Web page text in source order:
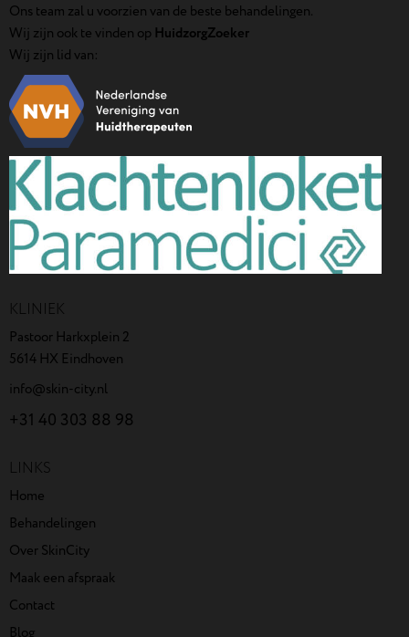
Ons team zal u voorzien van de beste behandelingen.
Wij zijn ook te vinden op HuidzorgZoeker
Wij zijn lid van:
KLINIEK
Pastoor Harkxplein 2
5614 HX Eindhoven
info@skin-city.nl
+31 40 303 88 98
LINKS
Home
Behandelingen
Over SkinCity
Maak een afspraak
Contact
Blog